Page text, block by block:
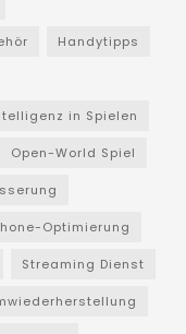
Handytipps
in Spielen
Open-World Spiel
Optimierung
Streaming Dienst